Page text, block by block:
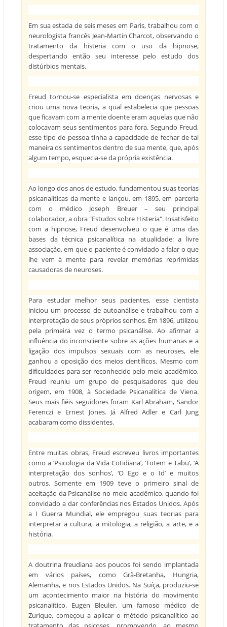
Em sua estada de seis meses em Paris, trabalhou com o
neurologista francês Jean-Martin Charcot, observando o
tratamento da histeria com o uso da hipnose,
despertando então seu interesse pelo estudo dos
distúrbios mentais.
Freud tornou-se especialista em doenças nervosas e
criou uma nova teoria, a qual estabelecia que pessoas
que ficavam com a mente doente eram aquelas que não
colocavam seus sentimentos para fora. Segundo Freud,
esse tipo de pessoa tinha a capacidade de fechar de tal
maneira os sentimentos dentro de sua mente, que, após
algum tempo, esquecia-se da própria existência.
Ao longo dos anos de estudo, fundamentou suas teorias
psicanalíticas da mente e lançou, em 1895, em parceria
com o médico Joseph Breuer – seu principal
colaborador, a obra "Estudos sobre Histeria". Insatisfeito
com a hipnose, Freud desenvolveu o que é uma das
bases da técnica psicanalítica na atualidade: a livre
associação, em que o paciente é convidado a falar o que
lhe vem à mente para revelar memórias reprimidas
causadoras de neuroses.
Para estudar melhor seus pacientes, esse cientista
iniciou um processo de autoanálise e trabalhou com a
interpretação de seus próprios sonhos. Em 1896, utilizou
pela primeira vez o termo psicanálise. Ao afirmar a
influência do inconsciente sobre as ações humanas e a
ligação dos impulsos sexuais com as neuroses, ele
ganhou a oposição dos meios científicos. Mesmo com
dificuldades para ser reconhecido pelo meio acadêmico,
Freud reuniu um grupo de pesquisadores que deu
origem, em 1908, à Sociedade Psicanalítica de Viena.
Seus mais fiéis seguidores foram Karl Abraham, Sandor
Ferenczi e Ernest Jones. Já Alfred Adler e Carl Jung
acabaram como dissidentes.
Entre muitas obras, Freud escreveu livros importantes
como a ‘Psicologia da Vida Cotidiana’, ‘Totem e Tabu’, ‘A
interpretação dos sonhos’, ‘O Ego e o Id’ e muitos
outros. Somente em 1909 teve o primeiro sinal de
aceitação da Psicanálise no meio acadêmico, quando foi
convidado a dar conferências nos Estados Unidos. Após
a I Guerra Mundial, ele empregou suas teorias para
interpretar a cultura, a mitologia, a religião, a arte, e a
história.
A doutrina freudiana aos poucos foi sendo implantada
em vários países, como Grã-Bretanha, Hungria,
Alemanha, e nos Estados Unidos. Na Suíça, produziu-se
um acontecimento maior na história do movimento
psicanalítico. Eugen Bleuler, um famoso médico de
Zurique, começou a aplicar o método psicanalítico ao